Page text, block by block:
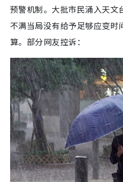
预警机制。大批市民涌入天文
不满当局没有给予足够应变时
算。部分网友控诉：